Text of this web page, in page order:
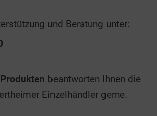
und Beratung unter:
beantworten Ihnen die
Einzelhändler gerne.